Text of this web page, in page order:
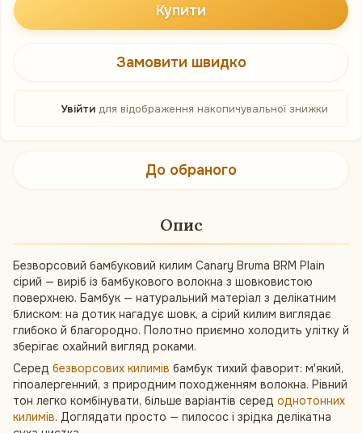
Купити
Замовити швидко
Увійтидля відображення накопичувальної знижки
До обраного
Опис
Безворсовий бамбуковий килим Canary Bruma BRM Plain
сірий — виріб із бамбукового волокна з шовковистою
поверхнею. Бамбук — натуральний матеріал з делікатним
блиском: на дотик нагадує шовк, а сірий килим виглядає
глибоко й благородно. Полотно приємно холодить улітку й
зберігає охайний вигляд роками.
Серед безворсових килимів бамбук тихий фаворит: м'який,
гіпоалергенний, з природним походженням волокна. Рівний
тон легко комбінувати, більше варіантів серед однотонних
килимів. Доглядати просто — пилосос і зрідка делікатна